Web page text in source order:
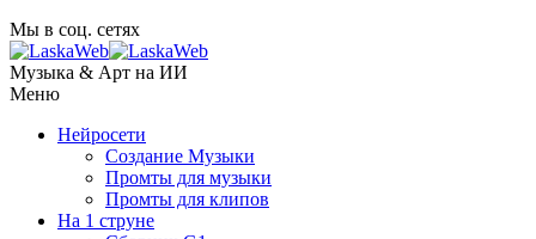
Мы в соц. сетях
Музыка & Арт на ИИ
Меню
Нейросети
Создание Музыки
Промты для музыки
Промты для клипов
На 1 струне